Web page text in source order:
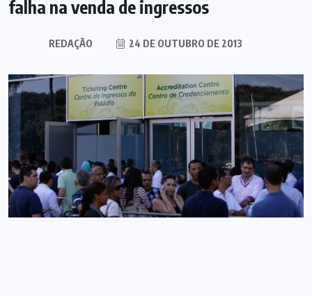
falha na venda de ingressos
REDAÇÃO 24 DE OUTUBRO DE 2013